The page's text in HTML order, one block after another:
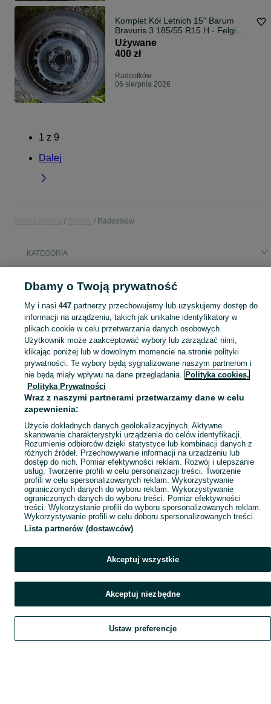
Komplet Kół Letnich 15" Barum
Bravuris 3 185/55 R15 H - Felgi
Stalowe 5x100 (VW, Skoda, Seat)
Używane
400 zł
Radostków
06 sierpnia 2026
1 z 9
Dalej
Radostków
KATEGORIA
Popularne wyszukiwania
Skorzystaj z największego serwisu ogłoszeniowego - Radostków i okolice! Kupuj to, czego pragniesz i sprzedawaj to, czego już nie potrzebujesz!
Mapa kategorii
Mapa miejscowości
Mapa ministron
Popularne wyszukiwania
Szukaj Obserwujesz Dodaj Czat Konto
Dbamy o Twoją prywatność
My i nasi 447partnerzy przechowujemy lub uzyskujemy dostęp do
informacji na urządzeniu, takich jak unikalne identyfikatory w
plikach cookie w celu przetwarzania danych osobowych.
Użytkownik może zaakceptować wybory lub zarządzać nimi,
klikając poniżej lub w dowolnym momencie na stronie polityki
prywatności. Te wybory będą sygnalizowane naszym partnerom i
nie będą miały wpływu na dane przeglądania. Polityka cookies,
Polityka Prywatności
Wraz z naszymi partnerami przetwarzamy dane w celu
zapewnienia:
Użycie dokładnych danych geolokalizacyjnych. Aktywne
skanowanie charakterystyki urządzenia do celów identyfikacji.
Rozumienie odbiorców dzięki statystyce lub kombinacji danych z
różnych źródeł. Przechowywanie informacji na urządzeniu lub
dostęp do nich. Pomiar efektywności reklam. Rozwój i ulepszanie
usług. Tworzenie profili w celu personalizacji treści. Tworzenie
profili w celu spersonalizowanych reklam. Wykorzystywanie
ograniczonych danych do wyboru reklam. Wykorzystywanie
ograniczonych danych do wyboru treści. Pomiar efektywności
treści. Wykorzystanie profili do wyboru spersonalizowanych reklam.
Wykorzystywanie profili w celu doboru spersonalizowanych treści.
Lista partnerów (dostawców)
Akceptuj wszystkie
Akceptuj niezbędne
Ustaw preferencje